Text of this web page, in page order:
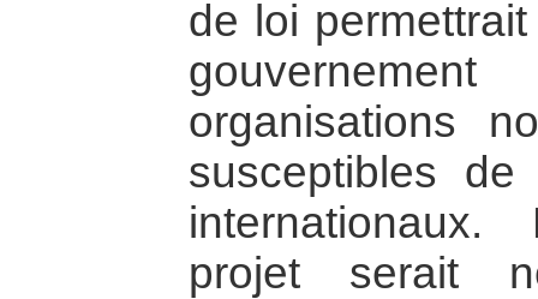
de loi
organisations
susceptibles
internationaux.
projet serait